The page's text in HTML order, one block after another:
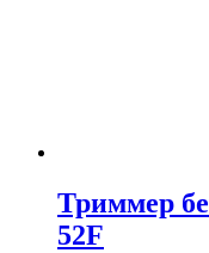
Триммер
52F